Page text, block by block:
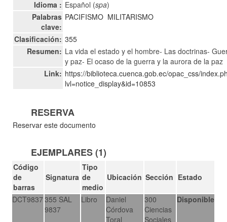
Idioma : Español (spa)
Palabras
clave:
PACIFISMO MILITARISMO
Clasificación: 355
Resumen: La vida el estado y el hombre- Las doctrinas-
y paz- El ocaso de la guerra y la aurora de la paz
Link: https://biblioteca.cuenca.gob.ec/opac_css/
lvl=notice_display&id=10853
RESERVA
Reservar este documento
EJEMPLARES (1)
Código
de
barras
Signatura
Tipo
de
medio
Ubicación Sección Estado
DCT9837355 SAL
9837
Libro
Daniel
Córdova
Toral
300
Ciencias
Sociales
Disponible